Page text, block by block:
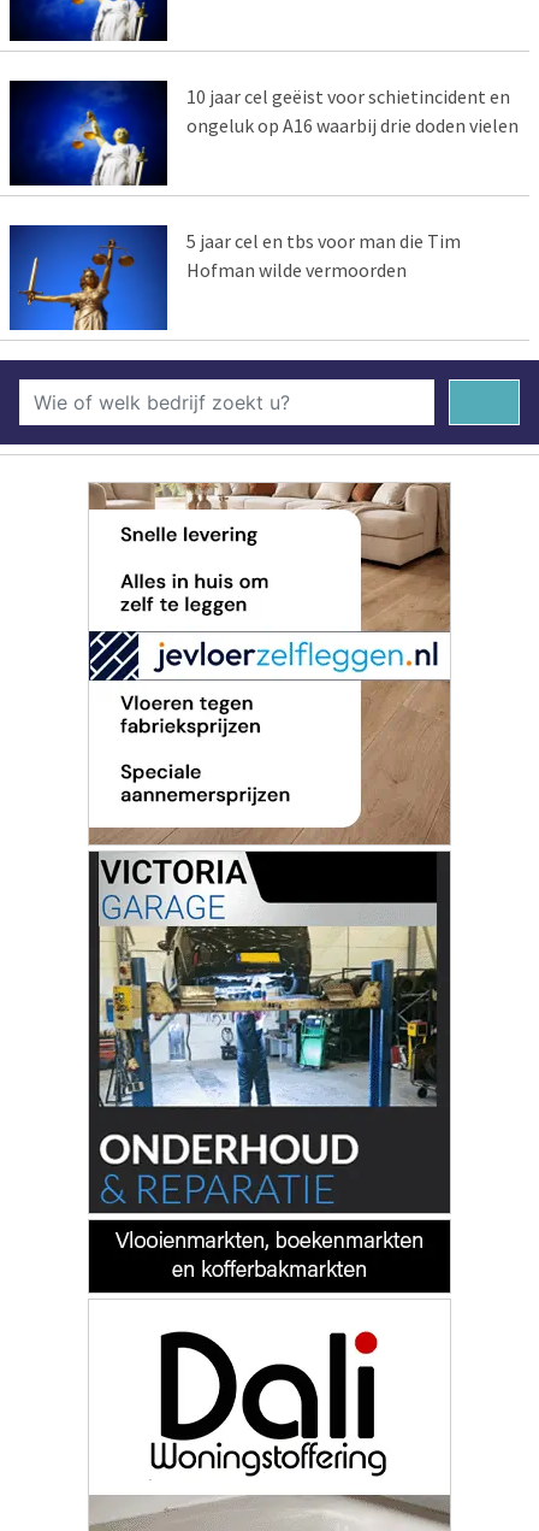
10 jaar cel geëist voor schietincident en
ongeluk op A16 waarbij drie doden vielen
5 jaar cel en tbs voor man die Tim
Hofman wilde vermoorden